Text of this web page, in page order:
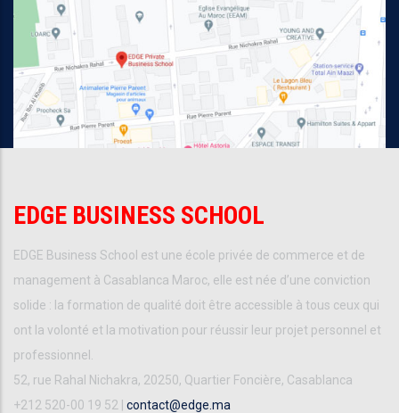
EDGE BUSINESS SCHOOL
EDGE Business School est une école privée de commerce et de
management à Casablanca Maroc, elle est née d’une conviction
solide : la formation de qualité doit être accessible à tous ceux qui
ont la volonté et la motivation pour réussir leur projet personnel et
professionnel.
52, rue Rahal Nichakra, 20250, Quartier Foncière, Casablanca
+212 520-00 19 52 | contact@edge.ma